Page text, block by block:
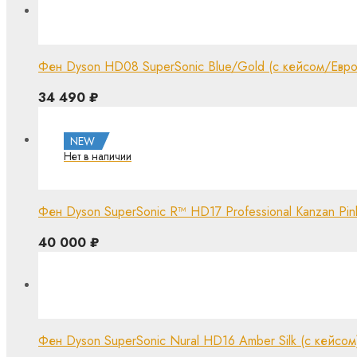
Фен Dyson HD08 SuperSonic Blue/Gold (с кейсом/
34 490 ₽
NEW
Фен Dyson SuperSonic R™ HD17 Professional Kanzan
40 000 ₽
Фен Dyson SuperSonic Nural HD16 Amber Silk (с